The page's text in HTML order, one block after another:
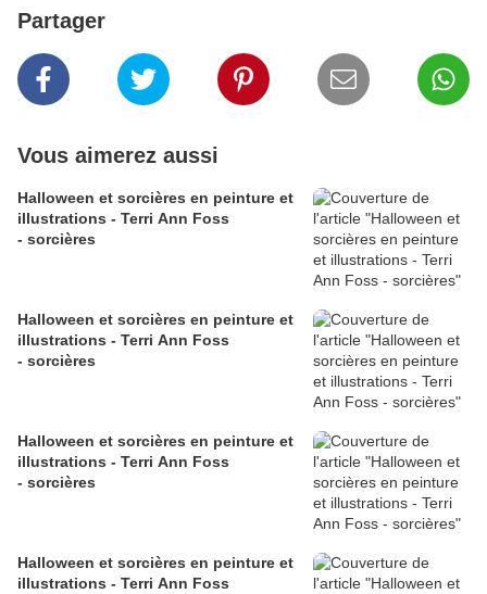
Partager
Vous aimerez aussi
Halloween et sorcières en peinture et
illustrations - Terri Ann Foss
- sorcières
Halloween et sorcières en peinture et
illustrations - Terri Ann Foss
- sorcières
Halloween et sorcières en peinture et
illustrations - Terri Ann Foss
- sorcières
Halloween et sorcières en peinture et
illustrations - Terri Ann Foss